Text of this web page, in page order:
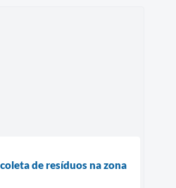
de resíduos na zona